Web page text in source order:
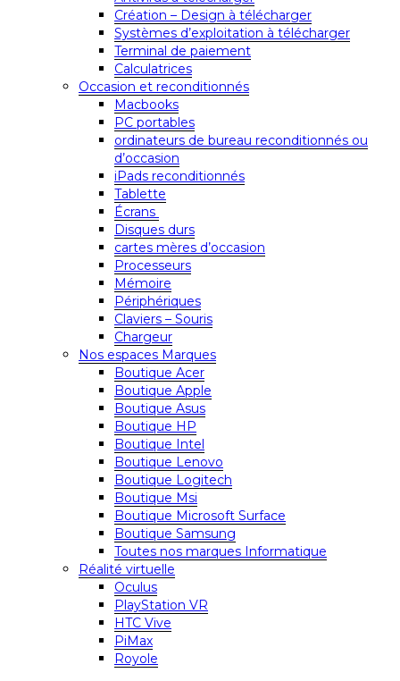
Création – Design à télécharger
Systèmes d’exploitation à télécharger
Terminal de paiement
Calculatrices
Occasion et reconditionnés
Macbooks
PC portables
ordinateurs de bureau reconditionnés ou
d’occasion
iPads reconditionnés
Tablette
Écrans
Disques durs
cartes mères d’occasion
Processeurs
Mémoire
Périphériques
Claviers – Souris
Chargeur
Nos espaces Marques
Boutique Acer
Boutique Apple
Boutique Asus
Boutique HP
Boutique Intel
Boutique Lenovo
Boutique Logitech
Boutique Msi
Boutique Microsoft Surface
Boutique Samsung
Toutes nos marques Informatique
Réalité virtuelle
Oculus
PlayStation VR
HTC Vive
PiMax
Royole